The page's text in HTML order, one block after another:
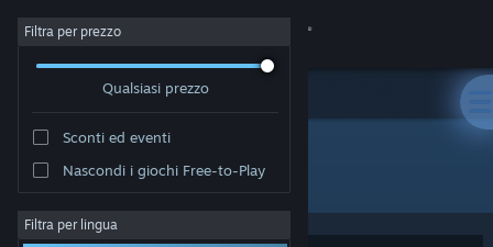
Accedi
Informazioni
Filtra per prezzo
Qualsiasi prezzo
Sconti ed eventi
Nascondi i giochi Free-to-Play
Filtra per lingua
Editore: Pipli